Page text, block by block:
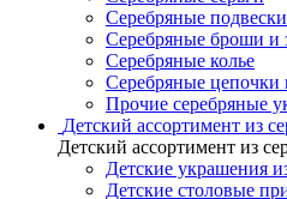
Серебряные
Серебряные броши и
Серебряные колье
Серебряные
Прочие серебряные
Детский ассортимент из
Детский ассортимент из
Детские украшения
Детские столовые